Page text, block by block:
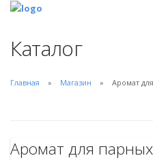
Каталог
Главная Магазин Аромат
Аромат для